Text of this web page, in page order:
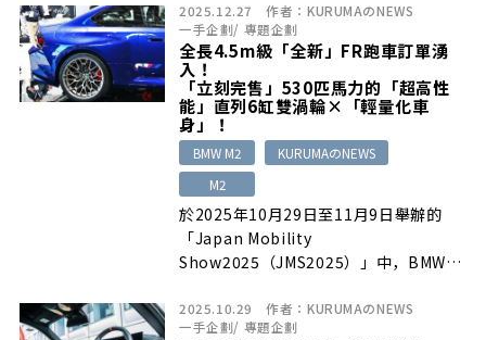
2025.12.27 作者： KURUMAのNEWS
一手企劃/ 專題企劃
全長4.5m級「全新」FR跑車訂單湧
入！
「立刻完售」530匹馬力的「超高性
能」直列6缸雙渦輪×「輕量化車
身」！
BMW M2
KURUMAのNEWS
M2
於2025年10月29日至11月9日舉辦的
「Japan Mobility
Show2025（JMS2025）」中，BMW展
2025.10.29 作者： KURUMAのNEWS
一手企劃/ 專題企劃